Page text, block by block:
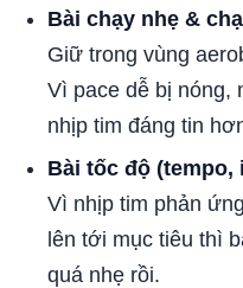
Bài chạy nhẹ &
Giữ trong vùng
Vì pace dễ bị
nhịp tim đáng tin
Bài tốc độ
Vì nhịp tim phản
lên tới mục tiêu thì
quá nhẹ rồi.